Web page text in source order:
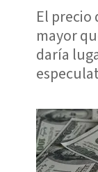
El precio
mayor
daría